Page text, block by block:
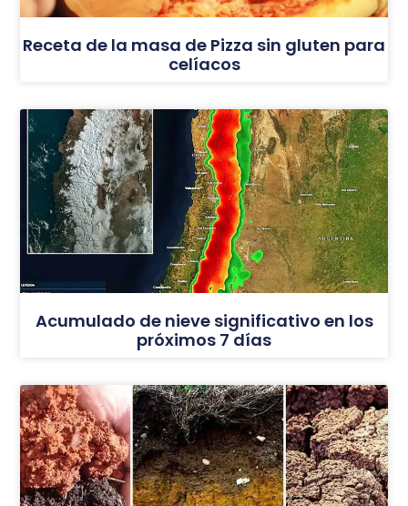
Receta de la masa de Pizza sin gluten para
celíacos
Acumulado de nieve significativo en los
próximos 7 días